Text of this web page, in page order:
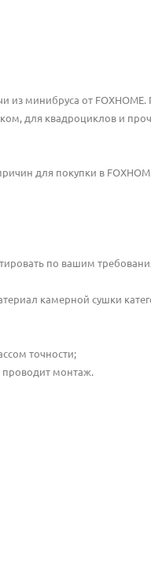
из минибруса от
для квадроциклов и
для покупки в
по вашим
камерной сушки
точности;
проводит монтаж.